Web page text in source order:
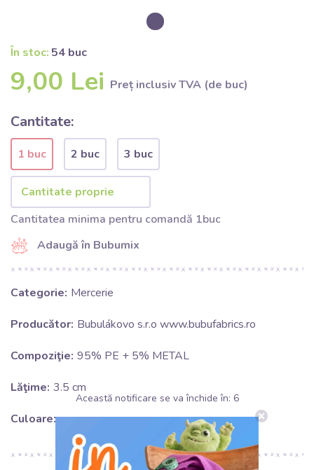
În stoc: 54 buc
9,00 Lei Preț inclusiv TVA (de buc)
Cantitate:
1 buc 2 buc 3 buc
Cantitatea minima pentru comandă 1buc
Adaugă în Bubumix
Categorie: Mercerie
Producător: Bubulákovo s.r.o www.bubufabrics.ro
Compoziţie: 95% PE + 5% METAL
Lăţime: 3.5 cm
Culoare: green
Această notificare se va închide în: 5